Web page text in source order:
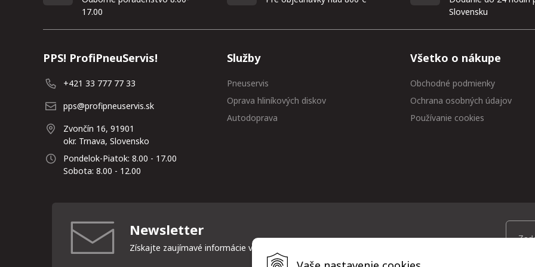
17.00
Slovensku
PPS! ProfiPneuServis!
+421 33 777 77 33
pps@profipneuservis.sk
Zvončín 16, 91901
okr. Trnava, Slovensko
Pondelok-Piatok: 8.00 - 17.00
Sobota: 8.00 - 12.00
Služby
Pneuservis
Oprava hliníkových diskov
Autodoprava
Všetko o nákupe
Obchodné podmienky
Ochrana osobných údajov
Používanie cookies
Newsletter
Získajte zaujímavé informácie vždy medzi prvými